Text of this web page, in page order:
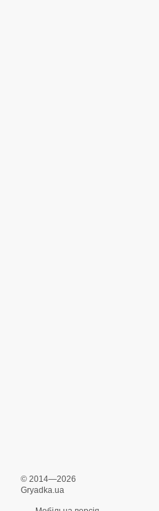
© 2014—2026
Gryadka.ua